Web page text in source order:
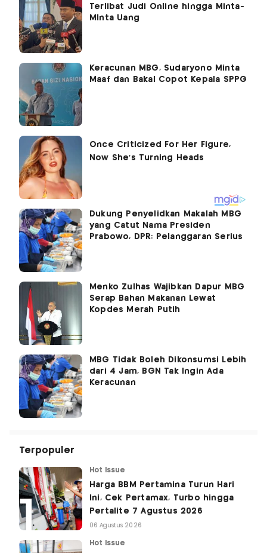
Terlibat Judi Online hingga Minta-
MInta Uang
Keracunan MBG, Sudaryono Minta
Maaf dan Bakal Copot Kepala SPPG
Dukung Penyelidkan Makalah MBG
yang Catut Nama Presiden
Prabowo, DPR: Pelanggaran Serius
Menko Zulhas Wajibkan Dapur MBG
Serap Bahan Makanan Lewat
Kopdes Merah Putih
MBG Tidak Boleh Dikonsumsi Lebih
dari 4 Jam, BGN Tak Ingin Ada
Keracunan
Terpopuler
Hot Issue
Harga BBM Pertamina Turun Hari
Ini, Cek Pertamax, Turbo hingga
Pertalite 7 Agustus 2026
06 Agustus 2026
Hot Issue